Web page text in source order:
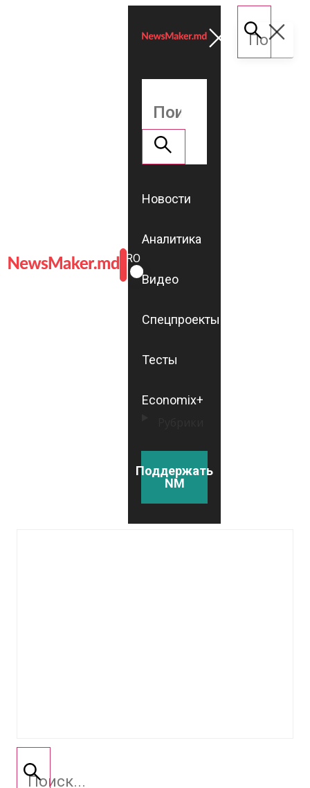
ROMÂNĂ
RU
Новости
Аналитика
Видео
Спецпроекты
Тесты
Economix+
Поддержать
NM